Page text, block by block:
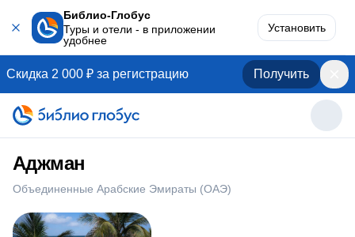
Библио-Глобус
Туры и отели - в приложении
удобнее
Установить
Скидка 2 000 ₽ за регистрацию Получить
Аджман
Объединенные Арабские Эмираты (ОАЭ)